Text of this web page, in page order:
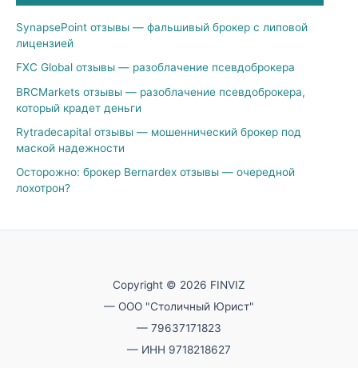
SynapsePoint отзывы — фальшивый брокер с липовой
лицензией
FXC Global отзывы — разоблачение псевдоброкера
BRCMarkets отзывы — разоблачение псевдоброкера,
который крадет деньги
Rytradecapital отзывы — мошеннический брокер под
маской надежности
Осторожно: брокер Bernardex отзывы — очередной
лохотрон?
Copyright © 2026 FINVIZ
— ООО "Столичный Юрист"
— 79637171823
— ИНН 9718218627